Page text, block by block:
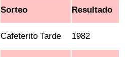
Sorteo Resultado
Cafeterito Tarde 1982